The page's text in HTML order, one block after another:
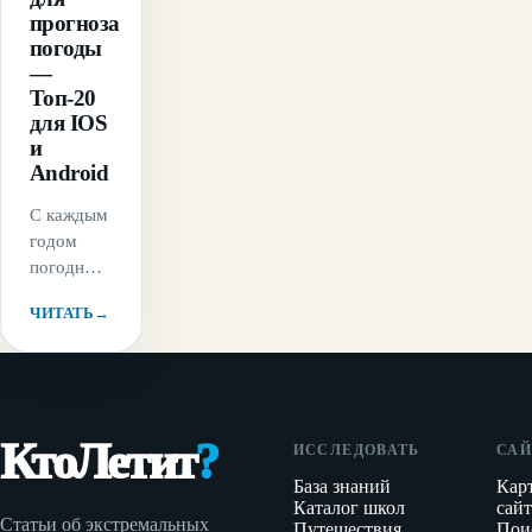
прогноза
погоды
—
Топ-20
для IOS
и
Android
С каждым
годом
погодные
становятся
подробная
информация
ЧИТАТЬ →
КтоЛетит?
Статьи об экстремальных
ИССЛЕДОВАТЬ
База знаний
Каталог школ